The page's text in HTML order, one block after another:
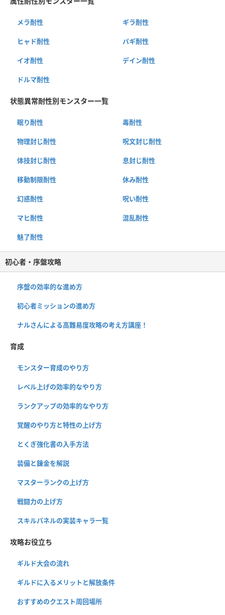
メラ耐性 ギラ耐性
ヒャド耐性 バギ耐性
イオ耐性 デイン耐性
ドルマ耐性
状態異常耐性別モンスター一覧
眠り耐性 毒耐性
物理封じ耐性 呪文封じ耐性
体技封じ耐性 息封じ耐性
移動制限耐性 休み耐性
幻惑耐性 呪い耐性
マヒ耐性 混乱耐性
魅了耐性
初心者・序盤攻略
序盤の効率的な進め方
初心者ミッションの進め方
ナルさんによる高難易度攻略の考え方講座！
育成
モンスター育成のやり方
レベル上げの効率的なやり方
ランクアップの効率的なやり方
覚醒のやり方と特性の上げ方
とくぎ強化書の入手方法
装備と錬金を解説
マスターランクの上げ方
戦闘力の上げ方
スキルパネルの実装キャラ一覧
攻略お役立ち
ギルド大会の流れ
ギルドに入るメリットと解放条件
おすすめのクエスト周回場所